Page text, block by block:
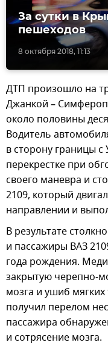
8 октября 2018, 11:13
За сутки в
пешеходов
ДТП произошло на
Джанкой –
около половины
Водитель
в сторону границы
перекрестке при
своего маневра и
2109, который
направлении и
В результате
и пассажиры ВАЗ
года рождения.
закрытую черепно-
мозга и ушиб
получил перелом
пассажира
и сотрясение мозга.